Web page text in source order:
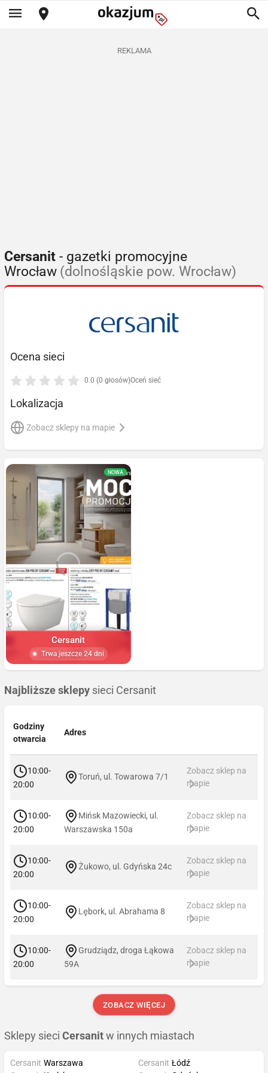
REKLAMA
Cersanit - gazetki promocyjne
Wrocław (dolnośląskie pow. Wrocław)
Ocena sieci
0.0 (0 głosów)Oceń sieć
Lokalizacja
Zobacz sklepy na mapie
NOWA
Cersanit
Trwa jeszcze 24 dni
Najbliższe sklepy sieci Cersanit
Godziny
otwarcia
Adres
10:00-
20:00
Toruń, ul. Towarowa 7/1
Zobacz sklep na
mapie
10:00-
20:00
Mińsk Mazowiecki, ul.
Warszawska 150a
Zobacz sklep na
mapie
10:00-
20:00
Żukowo, ul. Gdyńska 24c
Zobacz sklep na
mapie
10:00-
20:00
Lębork, ul. Abrahama 8
Zobacz sklep na
mapie
10:00-
20:00
Grudziądz, droga Łąkowa
59A
Zobacz sklep na
mapie
ZOBACZ WIĘCEJ
Sklepy sieci Cersanit w innych miastach
Cersanit Warszawa
Cersanit Łódź